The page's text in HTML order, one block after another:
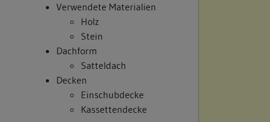
Verwendete Materialien
Holz
Stein
Dachform
Satteldach
Decken
Einschubdecke
Kassettendecke